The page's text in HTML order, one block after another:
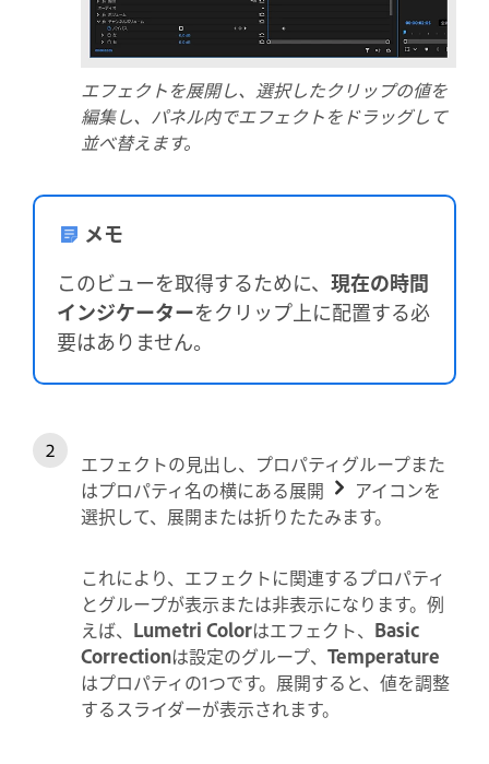
エフェクトを展開し、選択したクリップの値を
編集し、パネル内でエフェクトをドラッグして
並べ替えます。
メモ
このビューを取得するために、 現在の時間
インジケーターをクリップ上に配置する必
要はありません。
エフェクトの見出し、プロパティグループまた
はプロパティ名の横にある展開
アイコンを
選択して、展開または折りたたみます。
これにより、エフェクトに関連するプロパティ
とグループが表示または非表示になります。例
えば、 Lumetri Colorはエフェクト、 Basic
Correctionは設定のグループ、 Temperature
はプロパティの1つです。展開すると、値を調整
するスライダーが表示されます。